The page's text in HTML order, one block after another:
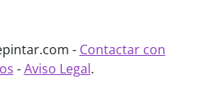
- Contactar con
-Aviso Legal.